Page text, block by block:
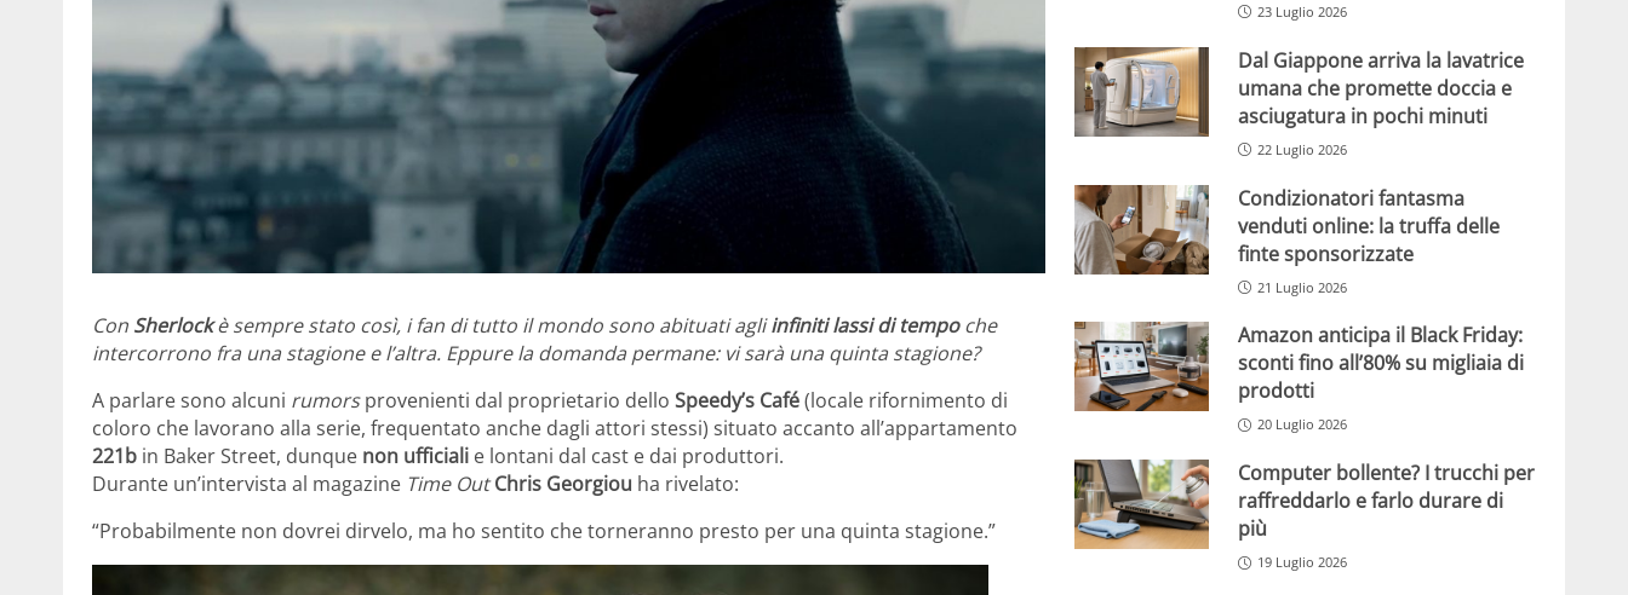
Con Sherlockè sempre stato così, i fan di tutto il mondo sono abituati agliinfiniti lassi di tempoche
intercorrono fra una stagione e l’altra. Eppure la domanda permane: vi sarà una quinta stagione?
A parlare sono alcuni rumorsprovenienti dal proprietario dello Speedy’s Café(locale rifornimento di
coloro che lavorano alla serie, frequentato anche dagli attori stessi) situato accanto all’appartamento
221b in Baker Street, dunque non ufficiali e lontani dal cast e dai produttori.
Durante un’intervista al magazine Time Out Chris Georgiou ha rivelato:
“Probabilmente non dovrei dirvelo, ma ho sentito che torneranno presto per una quinta stagione.”
23 Luglio 2026
Dal Giappone arriva la lavatrice
umana che promette doccia e
asciugatura in pochi minuti
22 Luglio 2026
Condizionatori fantasma
venduti online: la truffa delle
finte sponsorizzate
21 Luglio 2026
Amazon anticipa il Black Friday:
sconti fino all’80% su migliaia di
prodotti
20 Luglio 2026
Computer bollente? I trucchi per
raffreddarlo e farlo durare di
più
19 Luglio 2026